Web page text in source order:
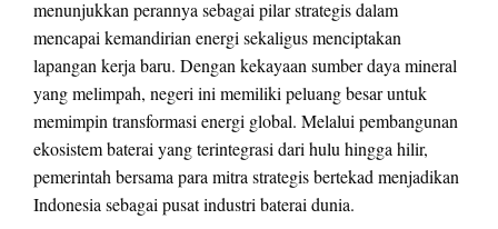
menunjukkan perannya sebagai pilar strategis dalam
mencapai kemandirian energi sekaligus menciptakan
lapangan kerja baru. Dengan kekayaan sumber daya mineral
yang melimpah, negeri ini memiliki peluang besar untuk
memimpin transformasi energi global. Melalui pembangunan
ekosistem baterai yang terintegrasi dari hulu hingga hilir,
pemerintah bersama para mitra strategis bertekad menjadikan
Indonesia sebagai pusat industri baterai dunia.